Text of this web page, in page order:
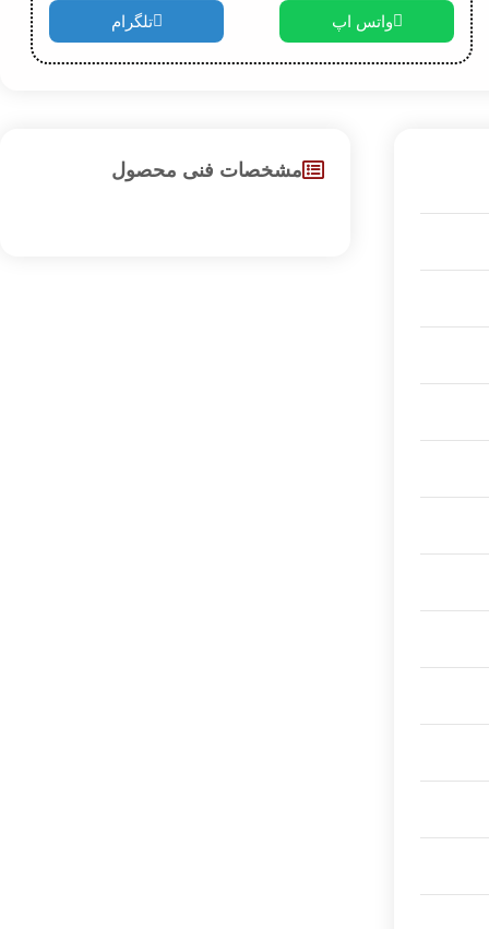
واتس اپ تلگرام
مشخصات فنی محصول